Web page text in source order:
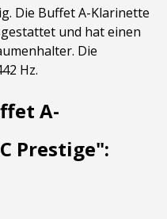
Die Buffet A-Klarinette
und hat einen
Die
Hz.
A-
Prestige":